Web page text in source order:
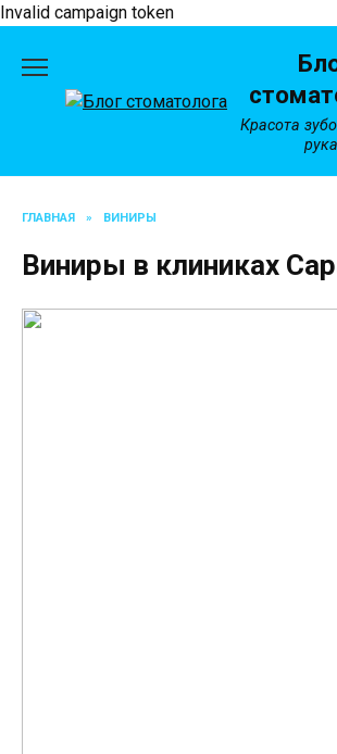
Invalid campaign token
содержанию
Красота
ГЛАВНАЯ » ВИНИРЫ
Виниры в клиниках